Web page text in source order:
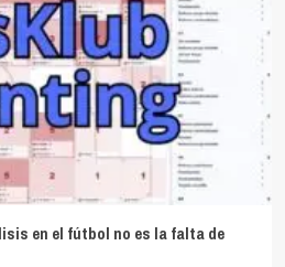
en el fútbol no es la falta de